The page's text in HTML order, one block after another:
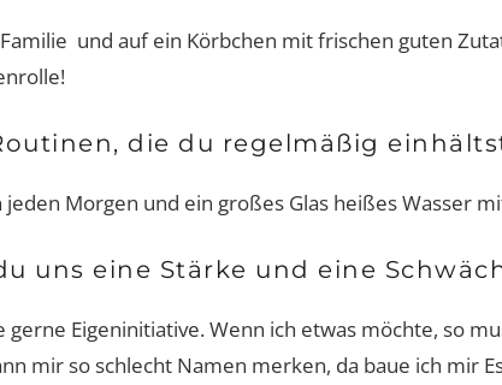
und auf ein Körbchen mit frischen guten
die du regelmäßig
jeden Morgen und ein großes Glas heißes Wasser
uns eine Stärke und eine
gerne Eigeninitiative. Wenn ich etwas möchte, so
mir so schlecht Namen merken, da baue ich mir